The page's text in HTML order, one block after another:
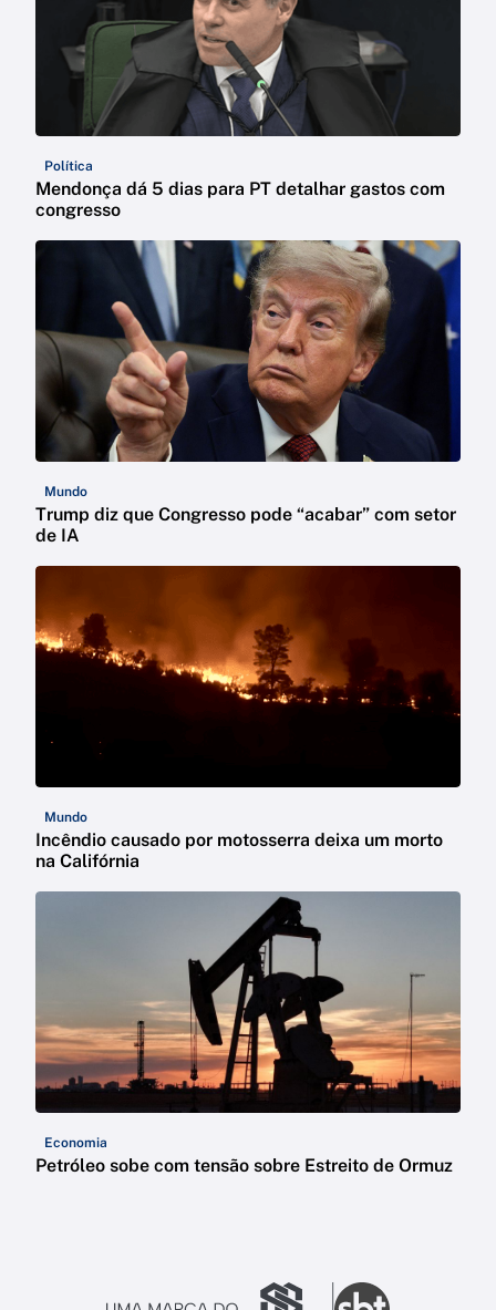
Política
Mendonça dá 5 dias para PT detalhar gastos com
congresso
Mundo
Trump diz que Congresso pode “acabar” com setor
de IA
Mundo
Incêndio causado por motosserra deixa um morto
na Califórnia
Economia
Petróleo sobe com tensão sobre Estreito de Ormuz